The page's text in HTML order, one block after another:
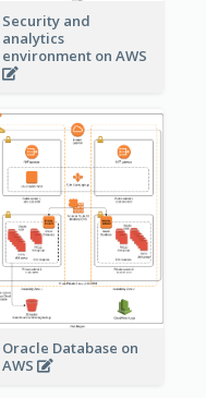
Security and
analytics
environment on AWS
Oracle Database on
AWS